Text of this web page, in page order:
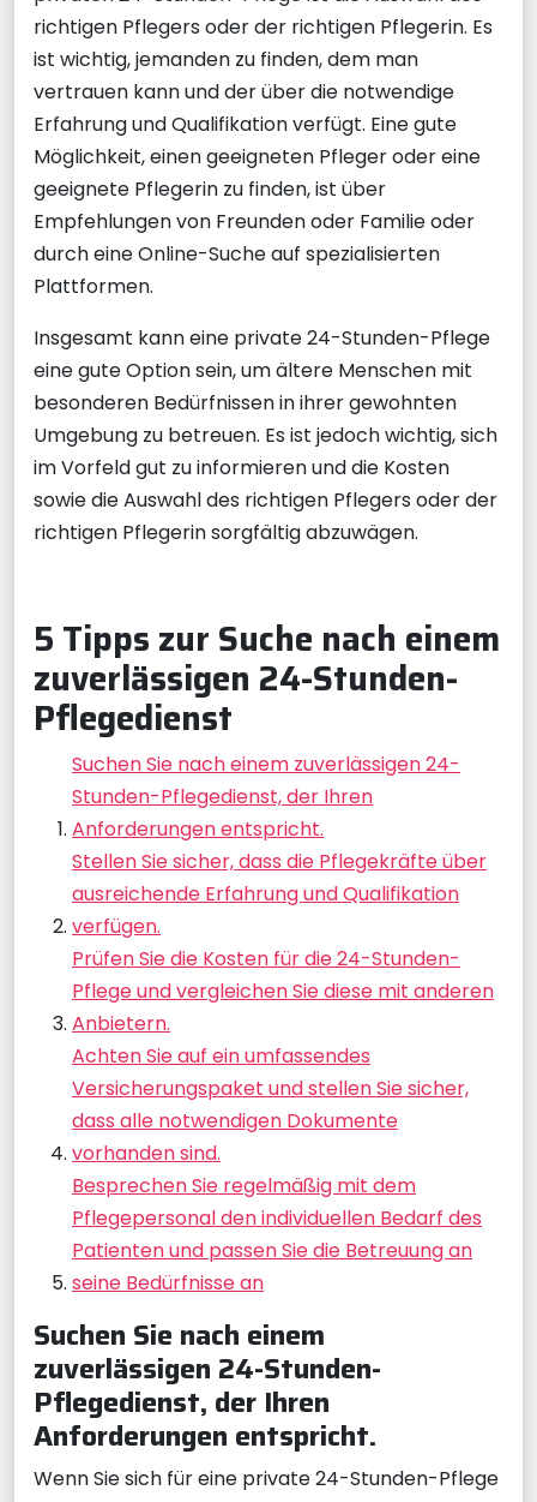
richtigen Pflegers oder der richtigen Pflegerin. Es
ist wichtig, jemanden zu finden, dem man
vertrauen kann und der über die notwendige
Erfahrung und Qualifikation verfügt. Eine gute
Möglichkeit, einen geeigneten Pfleger oder eine
geeignete Pflegerin zu finden, ist über
Empfehlungen von Freunden oder Familie oder
durch eine Online-Suche auf spezialisierten
Plattformen.
Insgesamt kann eine private 24-Stunden-Pflege
eine gute Option sein, um ältere Menschen mit
besonderen Bedürfnissen in ihrer gewohnten
Umgebung zu betreuen. Es ist jedoch wichtig, sich
im Vorfeld gut zu informieren und die Kosten
sowie die Auswahl des richtigen Pflegers oder der
richtigen Pflegerin sorgfältig abzuwägen.
5 Tipps zur Suche nach einem
zuverlässigen 24-Stunden-
Pflegedienst
Suchen Sie nach einem zuverlässigen 24-
Stunden-Pflegedienst, der Ihren
Anforderungen entspricht.
Stellen Sie sicher, dass die Pflegekräfte über
ausreichende Erfahrung und Qualifikation
verfügen.
Prüfen Sie die Kosten für die 24-Stunden-
Pflege und vergleichen Sie diese mit anderen
Anbietern.
Achten Sie auf ein umfassendes
Versicherungspaket und stellen Sie sicher,
dass alle notwendigen Dokumente
vorhanden sind.
Besprechen Sie regelmäßig mit dem
Pflegepersonal den individuellen Bedarf des
Patienten und passen Sie die Betreuung an
seine Bedürfnisse an
Suchen Sie nach einem
zuverlässigen 24-Stunden-
Pflegedienst, der Ihren
Anforderungen entspricht.
Wenn Sie sich für eine private 24-Stunden-Pflege